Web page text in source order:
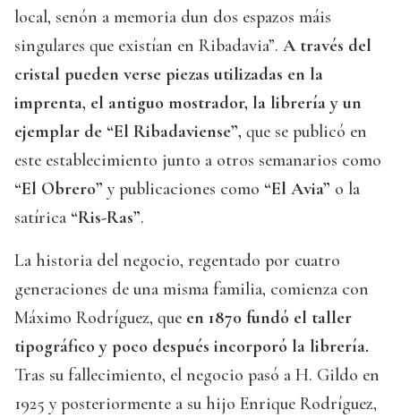
local, senón a memoria dun dos espazos máis
singulares que existían en Ribadavia”. A través del
cristal pueden verse piezas utilizadas en la
imprenta, el antiguo mostrador, la librería y un
ejemplar de “El Ribadaviense”, que se publicó en
este establecimiento junto a otros semanarios como
“El Obrero” y publicaciones como “El Avia” o la
satírica “Ris-Ras”.
La historia del negocio, regentado por cuatro
generaciones de una misma familia, comienza con
Máximo Rodríguez, que en 1870 fundó el taller
tipográfico y poco después incorporó la librería.
Tras su fallecimiento, el negocio pasó a H. Gildo en
1925 y posteriormente a su hijo Enrique Rodríguez,